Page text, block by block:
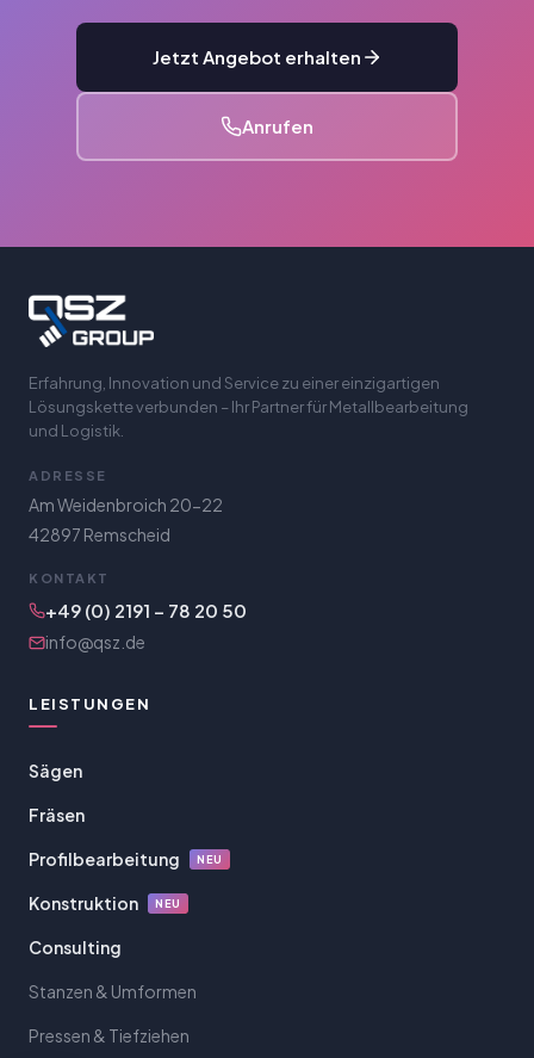
Jetzt Angebot erhalten
Anrufen
Erfahrung, Innovation und Service zu einer einzigartigen
Lösungskette verbunden – Ihr Partner für Metallbearbeitung
und Logistik.
ADRESSE
Am Weidenbroich 20-22
42897 Remscheid
KONTAKT
+49 (0) 2191 – 78 20 50
info@qsz.de
LEISTUNGEN
Sägen
Fräsen
Profilbearbeitung NEU
Konstruktion NEU
Consulting
Stanzen & Umformen
Pressen & Tiefziehen